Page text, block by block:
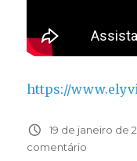
https://
Publicado
em
19 de janeiro de
comentário